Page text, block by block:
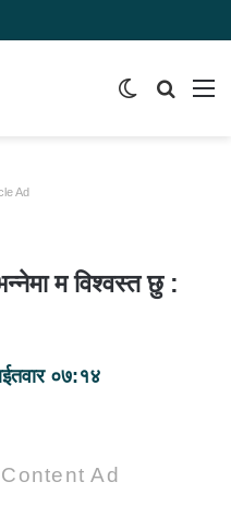
समाचार
Switch
Ad
म विश्वस्त छु :
०७:१४
Ad